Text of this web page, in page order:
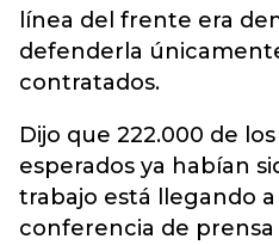
línea del frente era
defenderla
contratados.
Dijo que 222.000 de
esperados ya habían
trabajo está llegando
conferencia de prensa